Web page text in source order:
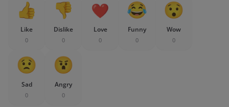
Like
0
Dislike
0
Love
0
Funny
0
Wow
0
Sad
0
Angry
0